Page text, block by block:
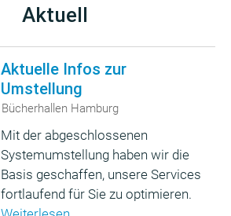
Aktuell
Aktuelle Infos zur
Umstellung
Bücherhallen Hamburg
Mit der abgeschlossenen
Systemumstellung haben wir die
Basis geschaffen, unsere Services
fortlaufend für Sie zu optimieren.